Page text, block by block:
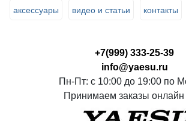
аксессуары видео и статьи контакты
+7(999) 333-25-39
info@yaesu.ru
Пн-Пт: с 10:00 до 19:00 по
Принимаем заказы онлайн